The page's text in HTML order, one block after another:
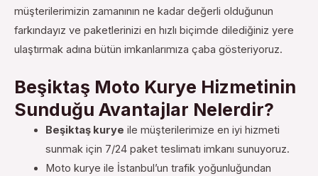
müşterilerimizin zamanının ne kadar değerli olduğunun
farkındayız ve paketlerinizi en hızlı biçimde dilediğiniz yere
ulaştırmak adına bütün imkanlarımıza çaba gösteriyoruz.
Beşiktaş Moto Kurye Hizmetinin
Sunduğu Avantajlar Nelerdir?
Beşiktaş kurye ile müşterilerimize en iyi hizmeti
sunmak için 7/24 paket teslimatı imkanı sunuyoruz.
Moto kurye ile İstanbul’un trafik yoğunluğundan